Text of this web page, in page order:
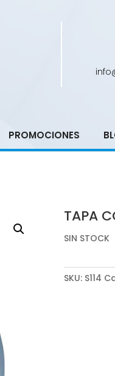
PROMOCIONES
TAPA
SIN STOCK
SKU: S114